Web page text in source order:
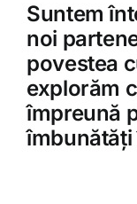
Suntem
noi
povestea
explorăm
împreună